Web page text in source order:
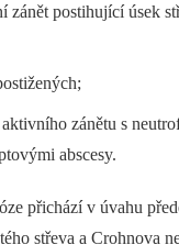
zánět postihující úsek
zánětu s
abscesy.
přichází v úvahu
střeva a Crohnova